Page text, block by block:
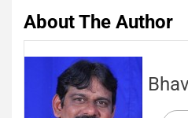
About The Author